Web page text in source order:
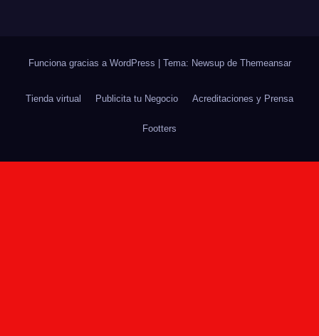
Funciona gracias a WordPress | Tema: Newsup de Themeansar
Tienda virtual Publicita tu Negocio Acreditaciones y Prensa
Footters